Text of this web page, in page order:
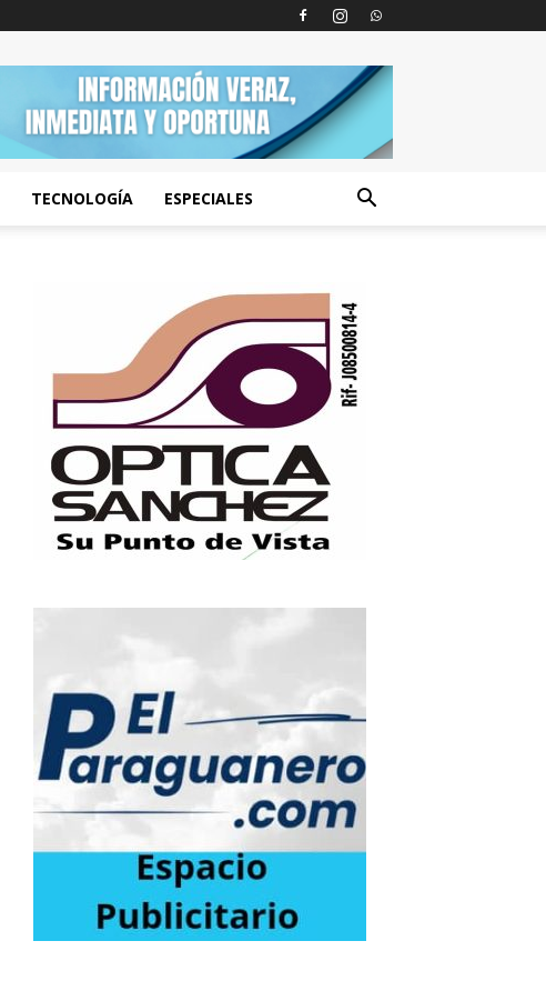
TECNOLOGÍA ESPECIALES